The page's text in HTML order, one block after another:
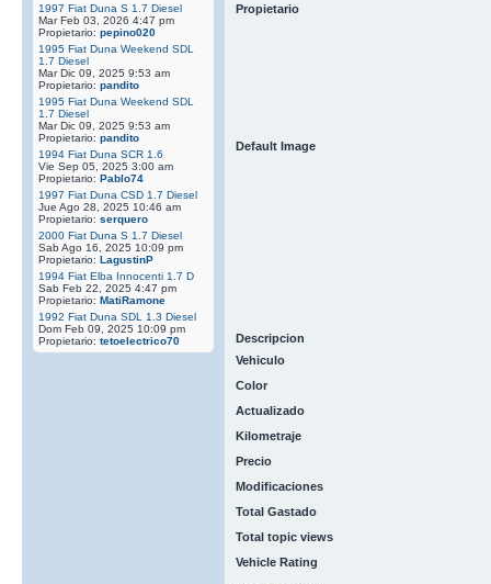
1997 Fiat Duna S 1.7 Diesel
Mar Feb 03, 2026 4:47 pm
Propietario: pepino020
1995 Fiat Duna Weekend SDL
1.7 Diesel
Mar Dic 09, 2025 9:53 am
Propietario: pandito
1995 Fiat Duna Weekend SDL
1.7 Diesel
Mar Dic 09, 2025 9:53 am
Propietario: pandito
1994 Fiat Duna SCR 1.6
Vie Sep 05, 2025 3:00 am
Propietario: Pablo74
1997 Fiat Duna CSD 1.7 Diesel
Jue Ago 28, 2025 10:46 am
Propietario: serquero
2000 Fiat Duna S 1.7 Diesel
Sab Ago 16, 2025 10:09 pm
Propietario: LagustinP
1994 Fiat Elba Innocenti 1.7 D
Sab Feb 22, 2025 4:47 pm
Propietario: MatiRamone
1992 Fiat Duna SDL 1.3 Diesel
Dom Feb 09, 2025 10:09 pm
Propietario: tetoelectrico70
Propietario
Default Image
Descripcion
Vehiculo
Color
Actualizado
Kilometraje
Precio
Modificaciones
Total Gastado
Total topic views
Vehicle Rating